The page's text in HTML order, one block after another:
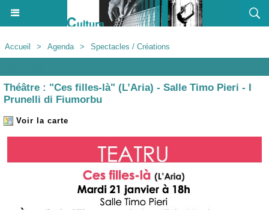
Accueil > Agenda > Spectacles / Créations
Théâtre : "Ces filles-là" (L’Aria) - Salle Timo Pieri - I
Prunelli di Fiumorbu
Voir la carte